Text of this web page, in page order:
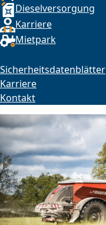
Dieselversorgung
Karriere
Mietpark
Sicherheitsdatenblätter
Karriere
Kontakt